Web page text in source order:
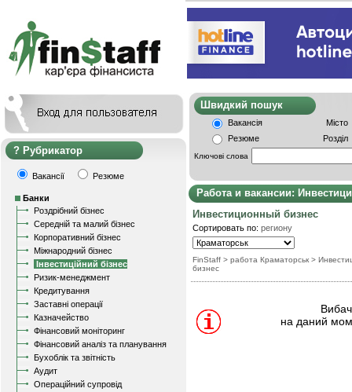
Рубрикатор
Вакансії Резюме
Банки
Роздрібний бізнес
Середній та малий бізнес
Корпоративний бізнес
Міжнародний бізнес
Інвестиційний бізнес
Ризик-менеджмент
Кредитування
Заставні операції
Казначейство
Фінансовий моніторинг
Фінансовий аналіз та планування
Бухоблік та звітність
Аудит
Операційний супровід
Швидкий
Вакансія
Місто
Резюме
Розділ
Ключові слова
Работа и вакансии:
Инвестиционный бизнес
Сортировать по: региону
FinStaff > работа Краматорськ >
бизнес
на даний